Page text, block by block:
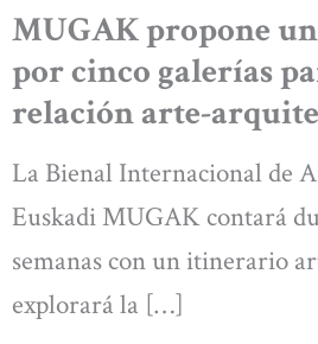
MUGAK propone
por cinco galerías
relación arte-
La Bienal Internacional de
Euskadi MUGAK contará
semanas con un itinerario
explorará la […]